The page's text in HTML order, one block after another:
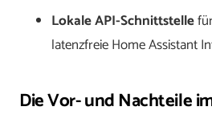
Lokale API-Schnittstelle
latenzfreie Home Assistant
Die Vor- und Nachteile